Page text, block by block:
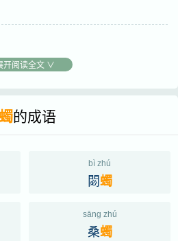
文引作桑。詩曰。蜎蜎者蠋。蒸
也。淮南子曰。蠶與蜀相類、而
。从虫。上目象蜀頭形。中謂勹。
。詩曰。蜎蜎者蜀。豳風文。今
开阅读全文 ∨
的成语
bì zhú
閟蠋
sāng zhú
桑蠋